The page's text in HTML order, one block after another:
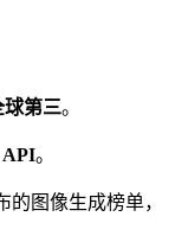
球第三。
API。
的图像生成榜单，